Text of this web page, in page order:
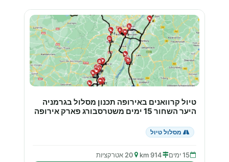
טיול קרוואנים באירופה תכנון מסלול בגרמניה
היער השחור 15 ימים משטרסבורג פארק אירופה
מסלול טיול
15 ימים 914 km 20 אטרקציות